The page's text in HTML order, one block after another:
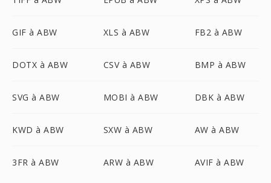
GIF à ABW XLS à ABW FB2 à ABW
DOTX à ABW CSV à ABW BMP à ABW
SVG à ABW MOBI à ABW DBK à ABW
KWD à ABW SXW à ABW AW à ABW
3FR à ABW ARW à ABW AVIF à ABW